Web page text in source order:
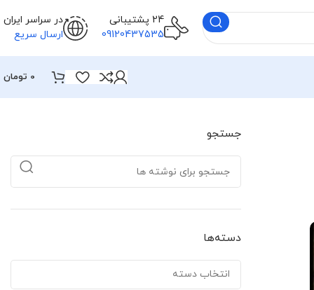
24 پشتیبانی
09120437535
در سراسر ایران
ارسال سریع
0 تومان
جستجو
دسته‌ها